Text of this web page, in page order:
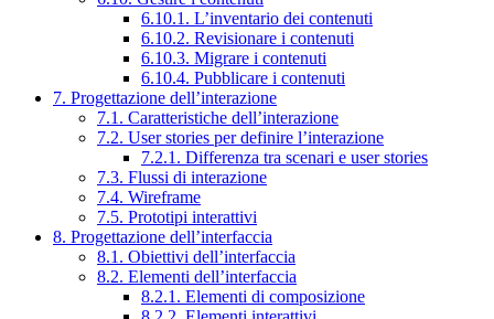
6.10.1. L’inventario dei contenuti
6.10.2. Revisionare i contenuti
6.10.3. Migrare i contenuti
6.10.4. Pubblicare i contenuti
7. Progettazione dell’interazione
7.1. Caratteristiche dell’interazione
7.2. User stories per definire l’interazione
7.2.1. Differenza tra scenari e user stories
7.3. Flussi di interazione
7.4. Wireframe
7.5. Prototipi interattivi
8. Progettazione dell’interfaccia
8.1. Obiettivi dell’interfaccia
8.2. Elementi dell’interfaccia
8.2.1. Elementi di composizione